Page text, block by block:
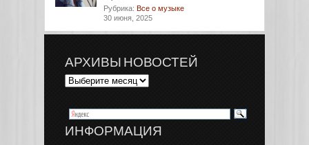
Рубрика: Все о музыке
30 июня, 2025
АРХИВЫ НОВОСТЕЙ
ИНФОРМАЦИЯ